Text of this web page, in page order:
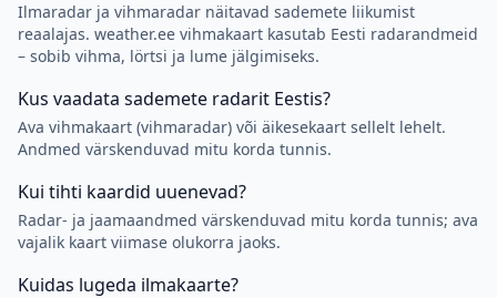
Ilmaradar ja vihmaradar näitavad sademete liikumist
reaalajas. weather.ee vihmakaart kasutab Eesti radarandmeid
– sobib vihma, lörtsi ja lume jälgimiseks.
Kus vaadata sademete radarit Eestis?
Ava vihmakaart (vihmaradar) või äikesekaart sellelt lehelt.
Andmed värskenduvad mitu korda tunnis.
Kui tihti kaardid uuenevad?
Radar- ja jaamaandmed värskenduvad mitu korda tunnis; ava
vajalik kaart viimase olukorra jaoks.
Kuidas lugeda ilmakaarte?